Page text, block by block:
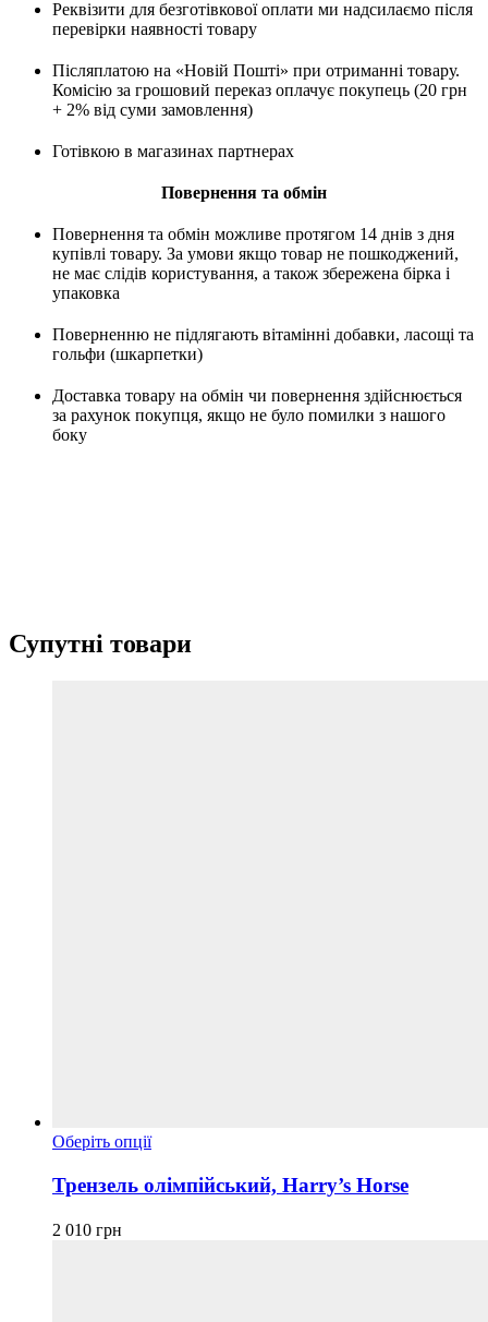
Реквізити для безготівкової оплати ми надсилаємо після
перевірки наявності товару
Післяплатою на «Новій Пошті» при отриманні товару.
Комісію за грошовий переказ оплачує покупець (20 грн
+ 2% від суми замовлення)
Готівкою в магазинах партнерах
Повернення та обмін
Повернення та обмін можливе протягом 14 днів з дня
купівлі товару. За умови якщо товар не пошкоджений,
не має слідів користування, а також збережена бірка і
упаковка
Поверненню не підлягають вітамінні добавки, ласощі та
гольфи (шкарпетки)
Доставка товару на обмін чи повернення здійснюється
за рахунок покупця, якщо не було помилки з нашого
боку
Супутні товари
Оберіть опціїЦей
має
кілька
Трензель олімпійський, Harry’s Horse
2 010 грн